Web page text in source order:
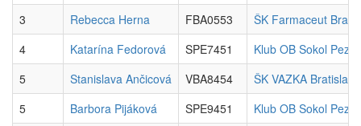
3
Rebecca Herna FBA0553
ŠK Farmaceut
4
Katarína Fedorová SPE7451
Klub OB Sokol
5
Stanislava Ančicová VBA8454
ŠK VAZKA Bratislava
5
Barbora Pijáková SPE9451
Klub OB Sokol